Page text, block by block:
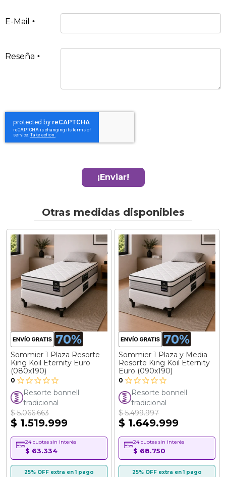
E-Mail
Reseña
¡Enviar!
Otras medidas disponibles
Sommier 1 Plaza Resorte
King Koil Eternity Euro
(080x190)
0
Resorte bonnell
tradicional
$ 5.066.663
$ 1.519.999
24 cuotas sin interés
$ 63.334
25% OFF extra en 1 pago
Sommier 1 Plaza y Media
Resorte King Koil Eternity
Euro (090x190)
0
Resorte bonnell
tradicional
$ 5.499.997
$ 1.649.999
24 cuotas sin interés
$ 68.750
25% OFF extra en 1 pago